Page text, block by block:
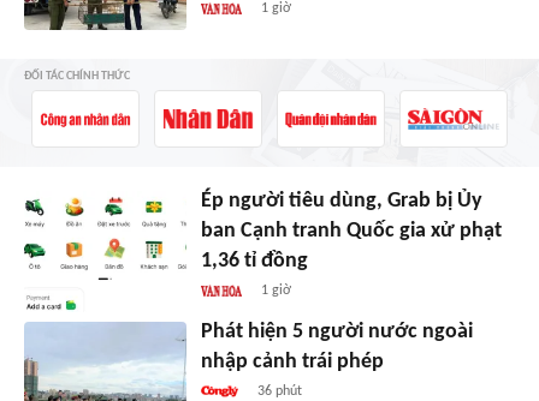
1 giờ
ĐỐI TÁC CHÍNH THỨC
Ép người tiêu dùng, Grab bị Ủy
ban Cạnh tranh Quốc gia xử phạt
1,36 tỉ đồng
1 giờ
Phát hiện 5 người nước ngoài
nhập cảnh trái phép
36 phút